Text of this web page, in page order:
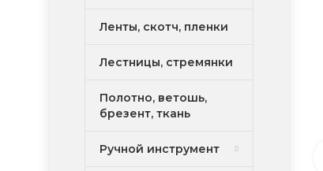
Ленты, скотч, пленки
Лестницы, стремянки
Полотно, ветошь,
брезент, ткань
Ручной инструмент